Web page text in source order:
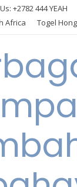
+2782 444 YEAH
Africa
Togel